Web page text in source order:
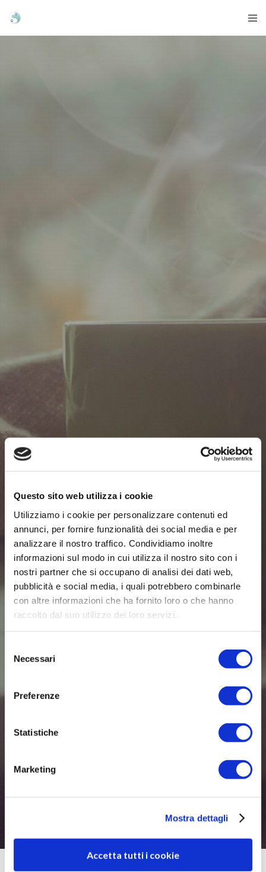
Questo sito web utilizza i cookie
Utilizziamo i cookie per personalizzare contenuti ed
annunci, per fornire funzionalità dei social media e per
analizzare il nostro traffico. Condividiamo inoltre
informazioni sul modo in cui utilizza il nostro sito con i
nostri partner che si occupano di analisi dei dati web,
pubblicità e social media, i quali potrebbero combinarle
con altre informazioni che ha fornito loro o che hanno
raccolto dal suo utilizzo dei loro servizi.
delNecessari
Preferenze
Statistiche
Marketing
Mostra dettagli
Accetta tutti i cookie
amore